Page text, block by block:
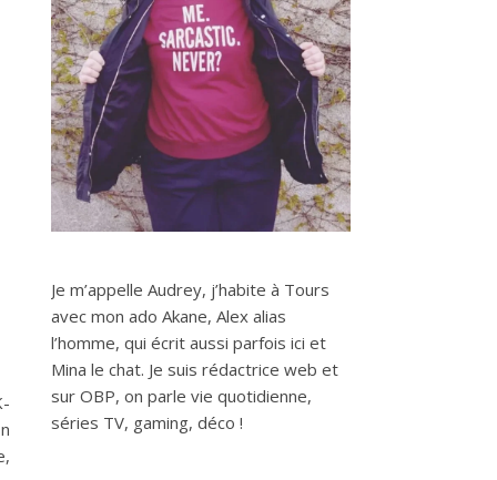
Je m’appelle Audrey, j’habite à Tours
avec mon ado Akane, Alex alias
l’homme, qui écrit aussi parfois ici et
Mina le chat. Je suis rédactrice web et
sur OBP, on parle vie quotidienne,
séries TV, gaming, déco !